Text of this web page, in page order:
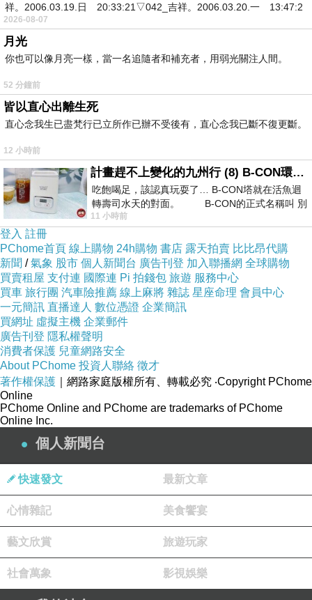
為餐廳客戶帶來源源不絕的長期客源，也讓消費
者一卡優惠通用全台餐廳，創造極大的價值。
一切的故事，從宇宙中最「餓」的星球「食我
與收服人類，開發了一款 APP「EatMe食我」給
人類使用。這款 APP 除了讓人類更方便尋找好
餐廳之外，還能讓每間餐廳都有優惠。而人類被
吸引而使用了 APP 之後，就會被收服而變成
「食我族人」！除此之外，他也用「長老」為
名，化身為部落客，架設「食我部落」網站，分
享他認為有吸引力的好餐廳藉此招收更多的族
人。
而這一切，都是為了用美食收服地球，讓四處都
能插上食我星族人的旗幟。，上食我卡 EatMe
Card團購 網站，就可以看到食我卡 EatMe Card,
食我卡優惠店家 , 食我卡哪裡買 , 食我卡優惠 , 台
南食我卡 , 食我卡期限 , 食我卡優惠店家列表 ,食
我卡 2012 , 食我卡 店家,團購,團購網站,團購美
食,美食團購,美食餐廳,即買即用,餐券,優惠券,優
惠,好康,折扣,台灣旅遊,SPA,線上購物都是有折價
喔！><
最後選擇在這購買Pizza Hut必勝客 - 宜蘭外送店
的原因,是因為比較有保障,也不會遇到詐騙集團,
祥。2006.03.19.日 20:33:21▽042_吉祥。2006.03.20.一 13:47:2
2026-08-07
月光
你也可以像月亮一樣，當一名追隨者和補充者，用弱光關注人間。
52 分鐘前
皆以直心出離生死
直心念我生已盡梵行已立所作已辦不受後有，直心念我已斷不復更斷。
12 小時前
計畫趕不上變化的九州行 (8) B-CON環球塔
吃飽喝足，該認真玩耍了… B-CON塔就在活魚迴
轉壽司水天的對面。 B-CON的正式名稱叫 別
11 小時前
登入 註冊
PChome首頁 線上購物 24h購物 書店 露天拍賣 比比昂代購
新聞 /氣象 股市 個人新聞台 廣告刊登 加入聯播網 全球購物
買賣租屋 支付連 國際連 Pi 拍錢包 旅遊 服務中心
買車 旅行團 汽車險推薦 線上麻將 雜誌 星座命理 會員中心
一元簡訊 直播達人 數位憑證 企業簡訊
買網址 虛擬主機 企業郵件
廣告刊登 隱私權聲明
消費者保護 兒童網路安全
About PChome 投資人聯絡 徵才
著作權保護 ｜網路家庭版權所有、轉載必究 ‧Copyright PChome
Online
PChome Online and PChome are trademarks of PChome
Online Inc.
個人新聞台
快速發文 最新文章
心情雜記 美食饗宴
藝文欣賞 旅遊玩家
社會萬象 影視娛樂